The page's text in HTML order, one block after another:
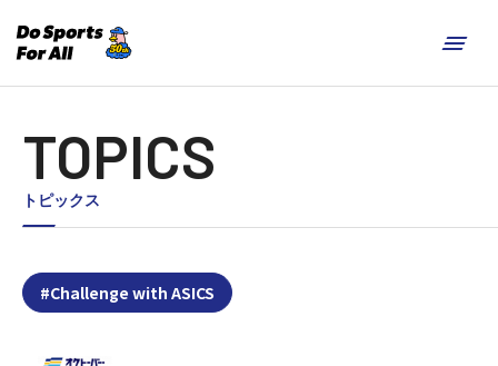
TOPICS
トピックス
#Challenge with ASICS